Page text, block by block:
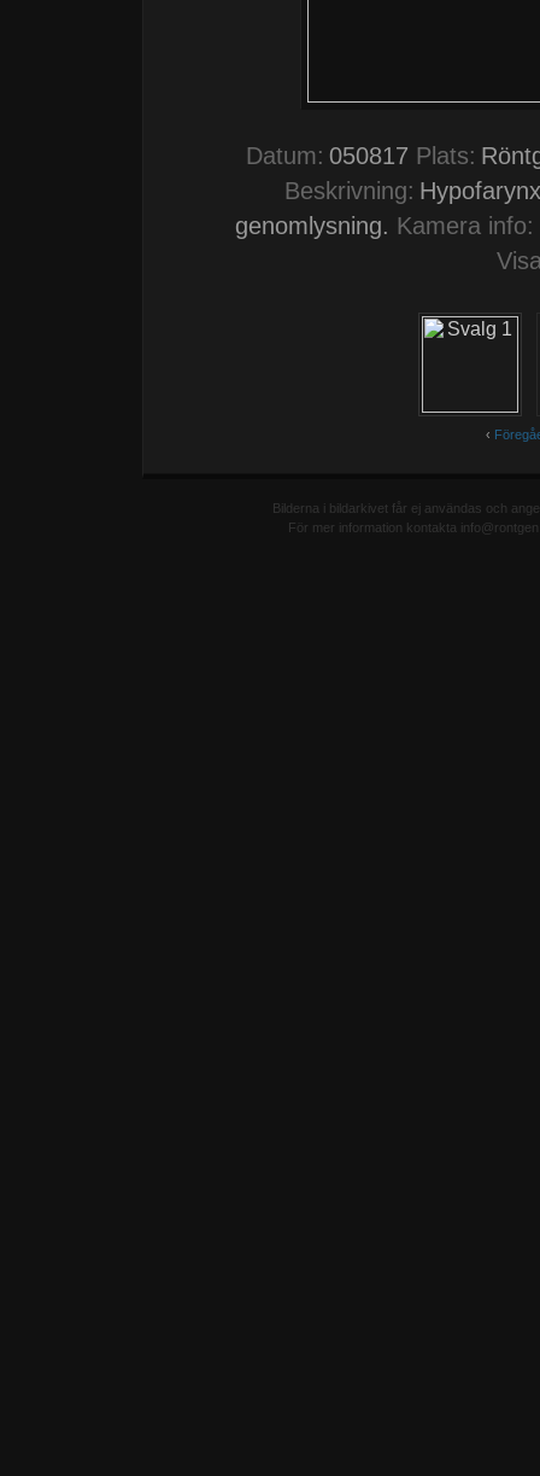
Datum: 050817 Plats:
Beskrivning:
genomlysning. Kamera info:
‹
Bilderna i bildarkivet får ej användas och
För mer information kontakta